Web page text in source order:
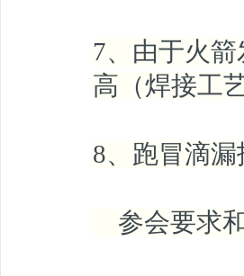
7、由于火
高（焊接工
8、跑冒滴
参会要求